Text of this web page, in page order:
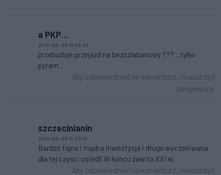
a PKP...
2016-06-20 16:03:24
przebuduje przejazd na bezszlabanowy ??? ...tylko
pytam...
Aby odpowiedzieć na komentarz, musisz być
zalogowany.
szczecinianin
2016-06-20 15:33:47
Bardzo fajna i mądra inwestycja i długo wyczekiwana
dla tej części osiedli.W końcu zawita XXI w.
Aby odpowiedzieć na komentarz, musisz być